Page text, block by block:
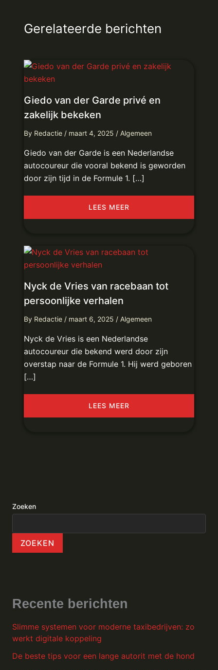
Gerelateerde berichten
Giedo van der Garde privé en
zakelijk bekeken
By Redactie / maart 4, 2025 / Algemeen
Giedo van der Garde is een Nederlandse
autocoureur die vooral bekend is geworden
door zijn tijd in de Formule 1. […]
LEES MEER
Nyck de Vries van racebaan tot
persoonlijke verhalen
By Redactie / maart 6, 2025 / Algemeen
Nyck de Vries is een Nederlandse
autocoureur die bekend werd door zijn
overstap naar de Formule 1. Hij werd geboren
[…]
LEES MEER
Zoeken
ZOEKEN
Recente berichten
Slimme systemen voor moderne taxibedrijven: zo
werkt digitale koppeling
De beste tips voor een lange autorit met de hond